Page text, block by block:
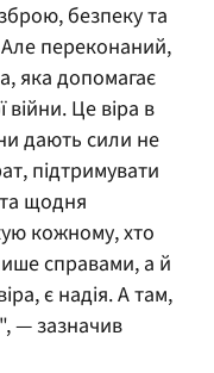
безпеку та
переконаний,
яка допомагає
війни. Це віра в
дають сили не
підтримувати
щодня
кожному, хто
справами, а й
є надія. А там,
— зазначив